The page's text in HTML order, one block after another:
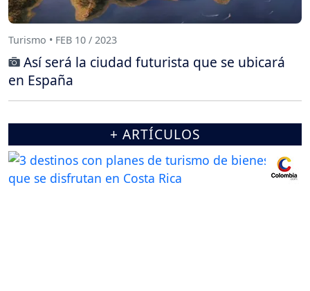
Turismo • FEB 10 / 2023
Así será la ciudad futurista que se ubicará
en España
+ ARTÍCULOS